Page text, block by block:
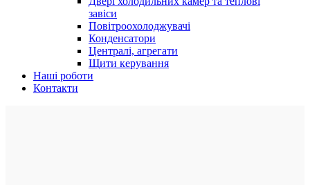
завіси
Повітроохолоджувачі
Конденсатори
Централі, агрегати
Щити керування
Наші роботи
Контакти